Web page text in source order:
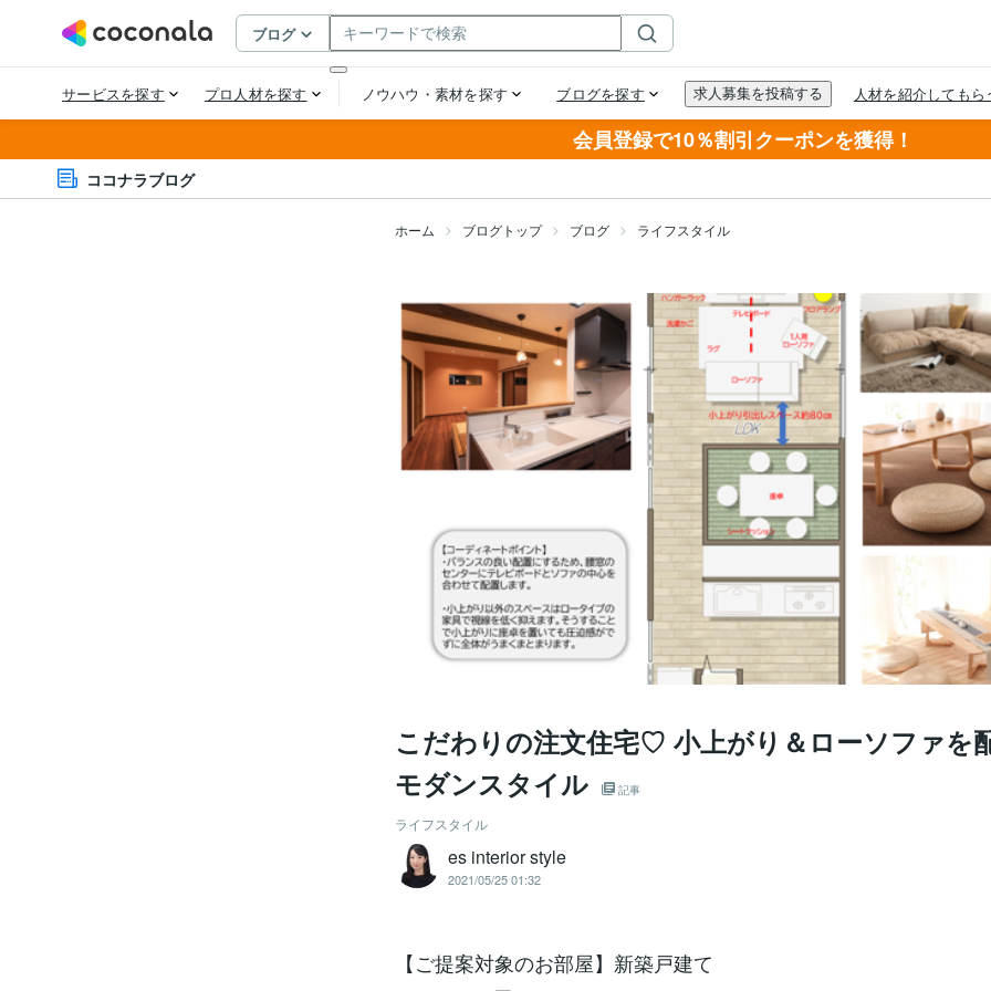
会員登録で10％割引クーポンを獲得！
ココナラブログ
ホーム ブログトップ ブログ ライフスタイル
こだわりの注文住宅♡ 小上がり＆ローソファを
モダンスタイル
記事
ライフスタイル
es interior style
2021/05/25 01:32
【ご提案対象のお部屋】新築戸建て